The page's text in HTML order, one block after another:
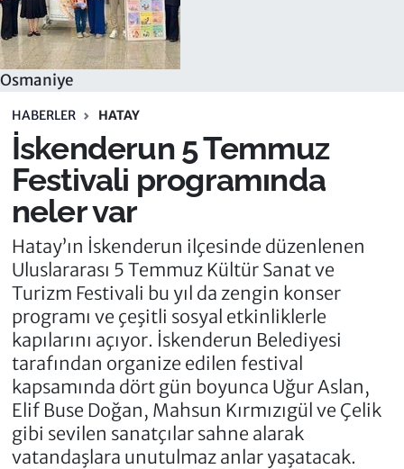
Osmaniye
HABERLER HATAY
İskenderun 5 Temmuz
Festivali programında
neler var
Hatay’ın İskenderun ilçesinde düzenlenen
Uluslararası 5 Temmuz Kültür Sanat ve
Turizm Festivali bu yıl da zengin konser
programı ve çeşitli sosyal etkinliklerle
kapılarını açıyor. İskenderun Belediyesi
tarafından organize edilen festival
kapsamında dört gün boyunca Uğur Aslan,
Elif Buse Doğan, Mahsun Kırmızıgül ve Çelik
gibi sevilen sanatçılar sahne alarak
vatandaşlara unutulmaz anlar yaşatacak.
Tüm Manşetler
Son Dakika Haberleri